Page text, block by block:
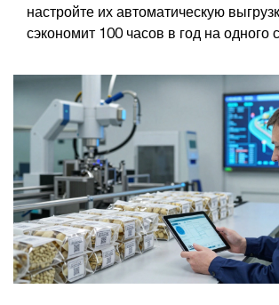
настройте их автоматическую
сэкономит 100 часов в год на одного